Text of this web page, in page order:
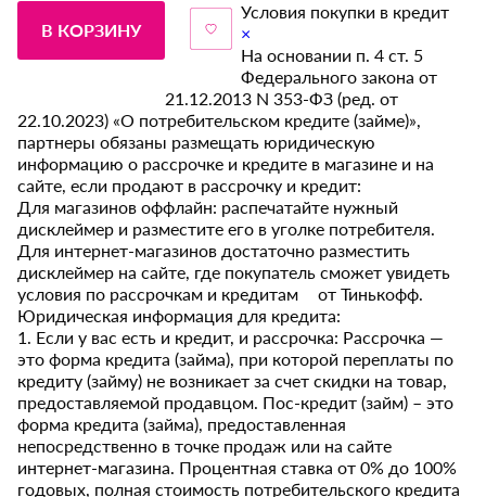
В КОРЗИНУ
Условия покупки в кредит
×
На основании п. 4 ст. 5
Федерального закона от
21.12.2013 N 353-ФЗ (ред. от
22.10.2023) «О потребительском кредите (займе)»,
партнеры обязаны размещать юридическую
информацию о рассрочке и кредите в магазине и на
сайте, если продают в рассрочку и кредит:
Для магазинов оффлайн: распечатайте нужный
дисклеймер и разместите его в уголке потребителя.
Для интернет-магазинов достаточно разместить
дисклеймер на сайте, где покупатель сможет увидеть
условия по рассрочкам и кредитам от Тинькофф.
Юридическая информация для кредита:
1. Если у вас есть и кредит, и рассрочка: Рассрочка —
это форма кредита (займа), при которой переплаты по
кредиту (займу) не возникает за счет скидки на товар,
предоставляемой продавцом. Пос-кредит (займ) – это
форма кредита (займа), предоставленная
непосредственно в точке продаж или на сайте
интернет-магазина. Процентная ставка от 0% до 100%
годовых, полная стоимость потребительского кредита